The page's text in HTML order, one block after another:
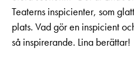
Teaterns inspicienter, som
plats. Vad gör en inspicient
så inspirerande. Lina berättar!